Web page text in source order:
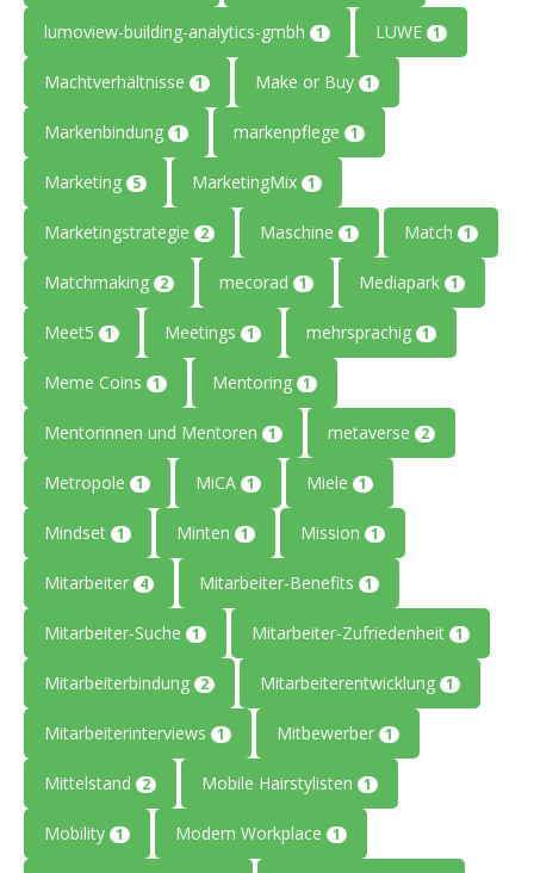
lumoview-building-analytics-gmbh 1 LUWE 1
Machtverhältnisse 1 Make or Buy 1
Markenbindung 1 markenpflege 1
Marketing 5 MarketingMix 1
Marketingstrategie 2 Maschine 1 Match 1
Matchmaking 2 mecorad 1 Mediapark 1
Meet5 1 Meetings 1 mehrsprachig 1
Meme Coins 1 Mentoring 1
Mentorinnen und Mentoren 1 metaverse 2
Metropole 1 MiCA 1 Miele 1
Mindset 1 Minten 1 Mission 1
Mitarbeiter 4 Mitarbeiter-Benefits 1
Mitarbeiter-Suche 1 Mitarbeiter-Zufriedenheit 1
Mitarbeiterbindung 2 Mitarbeiterentwicklung 1
Mitarbeiterinterviews 1 Mitbewerber 1
Mittelstand 2 Mobile Hairstylisten 1
Mobility 1 Modern Workplace 1